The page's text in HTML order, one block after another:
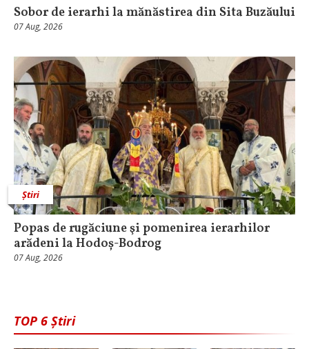
Sobor de ierarhi la mănăstirea din Sita Buzăului
07 Aug, 2026
Știri
Popas de rugăciune şi pomenirea ierarhilor
arădeni la Hodoș-Bodrog
07 Aug, 2026
TOP 6 Știri